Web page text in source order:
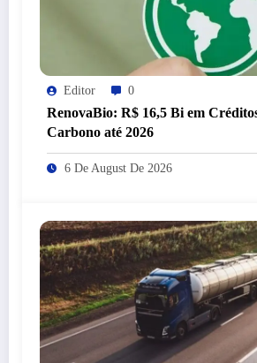
Editor 0
RenovaBio: R$ 16,5 Bi em
Carbono até 2026
6 De August De 2026